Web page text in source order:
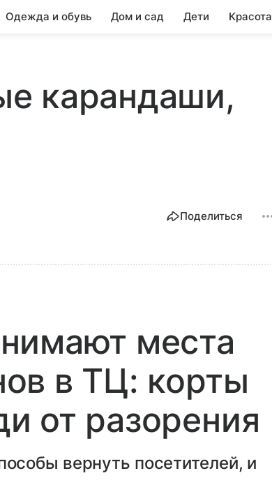
Одежда и обувь Дом и сад Дети Красота
карандаши,
Поделиться
места
в ТЦ: корты
от разорения
вернуть посетителей, и